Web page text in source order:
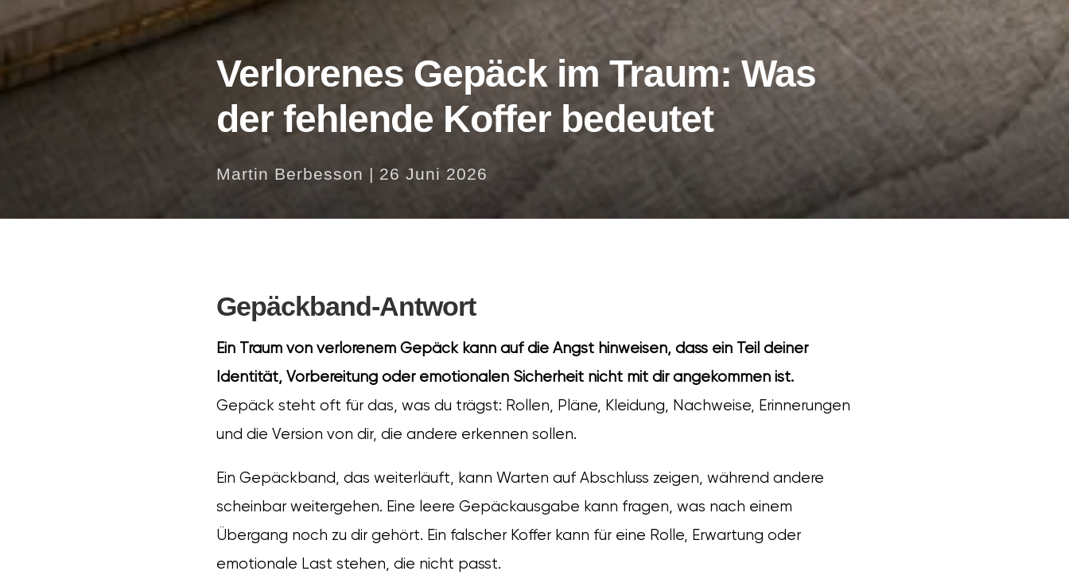
Verlorenes Gepäck im Traum: Was
der fehlende Koffer bedeutet
Martin Berbesson | 26 Juni 2026
Gepäckband-Antwort
Ein Traum von verlorenem Gepäck kann auf die Angst hinweisen, dass ein Teil deiner
Identität, Vorbereitung oder emotionalen Sicherheit nicht mit dir angekommen ist.
Gepäck steht oft für das, was du trägst: Rollen, Pläne, Kleidung, Nachweise, Erinnerungen
und die Version von dir, die andere erkennen sollen.
Ein Gepäckband, das weiterläuft, kann Warten auf Abschluss zeigen, während andere
scheinbar weitergehen. Eine leere Gepäckausgabe kann fragen, was nach einem
Übergang noch zu dir gehört. Ein falscher Koffer kann für eine Rolle, Erwartung oder
emotionale Last stehen, die nicht passt.